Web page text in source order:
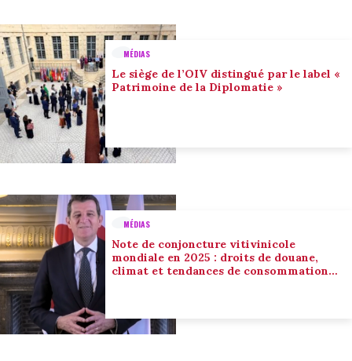
MÉDIAS
Le siège de l’OIV distingué par le label «
Patrimoine de la Diplomatie »
MÉDIAS
Note de conjoncture vitivinicole
mondiale en 2025 : droits de douane,
climat et tendances de consommation